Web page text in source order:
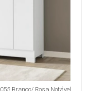
Branco/ Rosa Notável